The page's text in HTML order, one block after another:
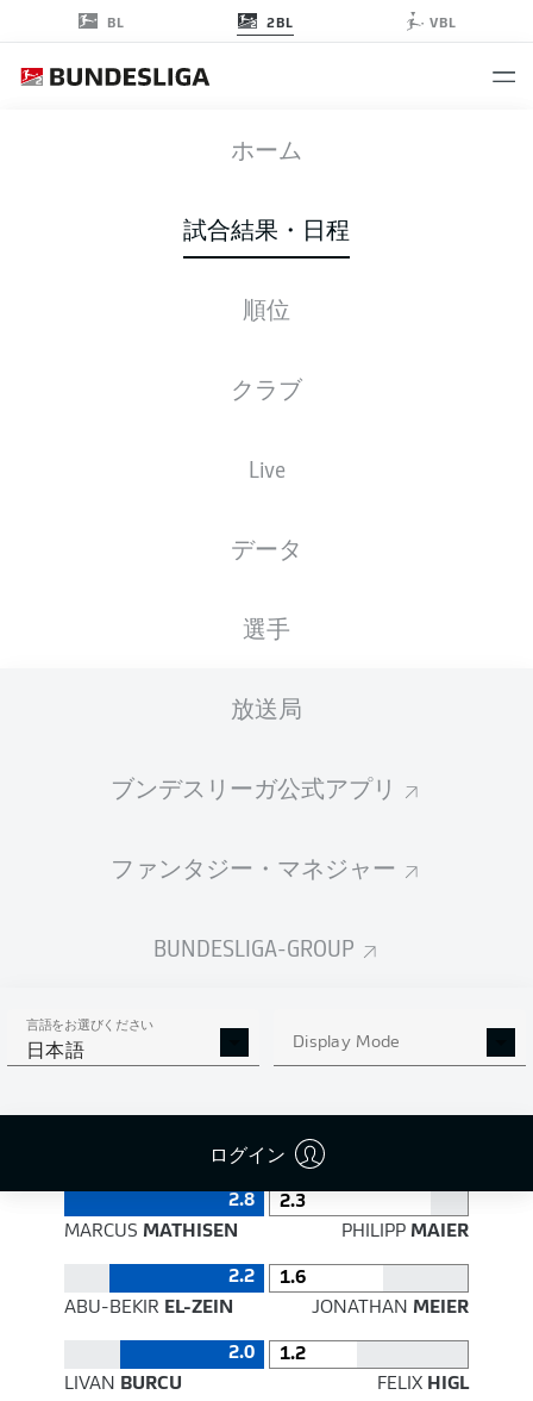
BL 2BL VBL
ホーム
試合結果・日程
順位
クラブ
Live
データ
選手
放送局
ブンデスリーガ公式アプリ
ファンタジー・マネジャー
BUNDESLIGA-GROUP
言語をお選びください
日本語 Display Mode
ログイン
FCM ULM
0 0
スターティングメンバー
0
0
408 240
84 % 成功率 76 %
PASS EFFICIENCY
2.8
2.3
MARCUS MATHISEN PHILIPPMAIER
2.2
1.6
ABU-BEKIR EL-ZEIN JONATHAN MEIER
2.0
1.2
LIVAN BURCU FELIXHIGL